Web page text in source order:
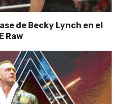
de Becky Lynch en el
Raw